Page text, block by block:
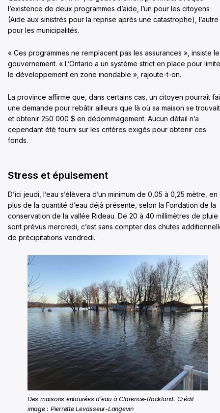
l’existence de deux programmes d’aide, l’un pour les citoyens
(Aide aux sinistrés pour la reprise après une catastrophe), l’autre
pour les municipalités.
« Ces programmes ne remplacent pas les assurances », insiste le
gouvernement. « L’Ontario a un système strict en place pour
le développement en zone inondable », rajoute-t-on.
La province affirme que, dans certains cas, un citoyen pourrait
une demande pour rebâtir ailleurs que là où sa maison se trouvait
et obtenir 250 000 $ en dédommagement. Aucun détail n’a
cependant été fourni sur les critères exigés pour obtenir ces
fonds.
Stress et épuisement
D’ici jeudi, l’eau s’élèvera d’un minimum de 0,05 à 0,25 mètre, en
plus de la quantité d’eau déjà présente, selon la Fondation de la
conservation de la vallée Rideau. De 20 à 40 millimètres de pluie
sont prévus mercredi, c’est sans compter des chutes
de précipitations vendredi.
Des maisons entourées d’eau à Clarence-Rockland. Crédit
image : Pierrette Levasseur-Langevin